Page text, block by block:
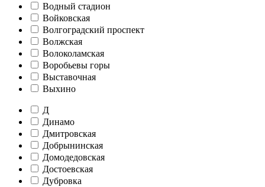
Водный стадион
Войковская
Волгоградский проспект
Волжская
Волоколамская
Воробьевы горы
Выставочная
Выхино
Д
Динамо
Дмитровская
Добрынинская
Домодедовская
Достоевская
Дубровка